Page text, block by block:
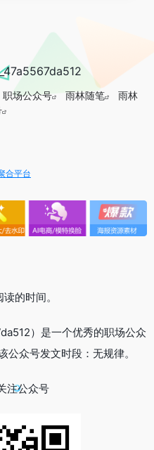
职场公众号 雨林随笔
雨林
台
的时间。
）是一个优秀的职场公众
众号发文时段：无规律。
注公众号